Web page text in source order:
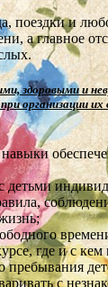
поездки и
а главное
здоровыми и
организации
детьми
где и с
пребывания
с